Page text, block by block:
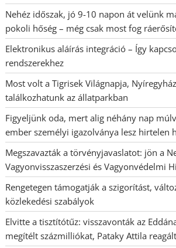
Nehéz időszak, jó 9-10 napon át velünk
pokoli hőség – még csak most fog
Elektronikus aláírás integráció – Így
rendszerekhez
Most volt a Tigrisek Világnapja,
találkozhatunk az állatparkban
Figyeljünk oda, mert alig néhány nap
ember személyi igazolványa lesz hirtelen
Megszavazták a törvényjavaslatot: jön a
Vagyonvisszaszerzési és Vagyonvédelmi
Rengetegen támogatják a szigorítást,
közlekedési szabályok
Elvitte a tisztítótűz: visszavonták az
megítélt százmilliókat, Pataky Attila